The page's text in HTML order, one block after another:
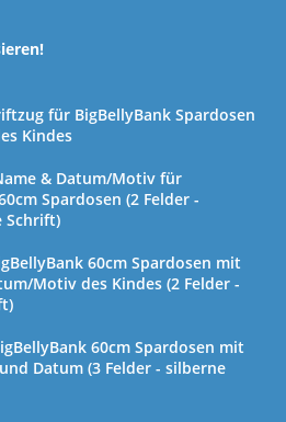
für BigBellyBank Spardosen
Kindes
& Datum/Motiv für
Spardosen (2 Felder -
Schrift)
60cm Spardosen mit
Motiv des Kindes (2 Felder -
60cm Spardosen mit
Datum (3 Felder - silberne